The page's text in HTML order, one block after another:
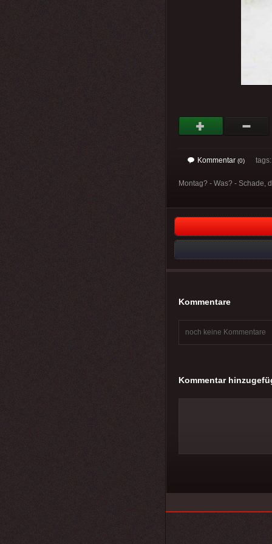
Kommentar (0) tags:
Montag? - Was? - Schade,
Kommentare
noch keine Kommentare
Kommentar